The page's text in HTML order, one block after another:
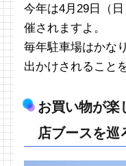
今年は4月29日（
催されますよ。
毎年駐車場はかな
出かけされること
お買い物が楽
店ブースを巡